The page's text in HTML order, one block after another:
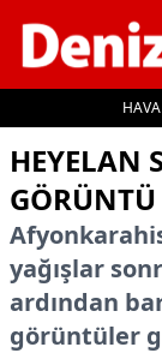
HEYELAN
yağışlar
ardından
görüntüler